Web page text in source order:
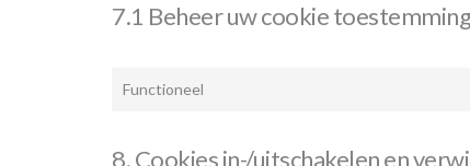
7.1 Beheer uw cookie toestemming
Functioneel
8. Cookies in-/uitschakelen en